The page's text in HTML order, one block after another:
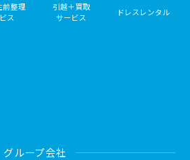
前整理
ス
引越＋買取
サービス
ドレスレンタル
グループ会社